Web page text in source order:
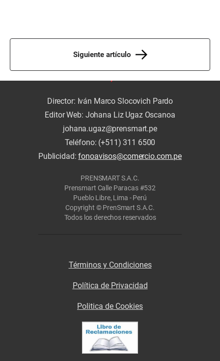
Siguiente artículo
Director: Iván Marco Slocovich Pardo
Editor Web: Johana Liz Ugaz Oscanoa
johana.ugaz@prensmart.pe
Teléfono: (+511) 311 6500
Publicidad:fonoavisos@comercio.com.pe
PRENSMART S.A.C.
Prensmart Calle Paracas #532
Pueblo Libre, Lima - Perú
Copyright © PrenSmart S.A.C.
Todos los derechos reservados
Términos y Condiciones
Política de Privacidad
Politica de Cookies